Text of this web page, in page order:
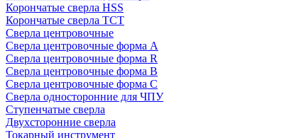
Корончатые сверла HSS
Корончатые сверла TCT
Сверла центровочные
Сверла центровочные форма A
Сверла центровочные форма R
Сверла центровочные форма B
Сверла центровочные форма C
Сверла односторонние для ЧПУ
Ступенчатые сверла
Двухсторонние сверла
Токарный инструмент